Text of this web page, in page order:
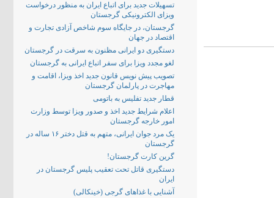
تسهیلات جدید برای اتباع ایران به منظور درخواست
ویزای الکترونیکی گرجستان
گرجستان، در جایگاه سوم شاخص آزادی تجارت و
اقتصاد در جهان
دستگیری دو ایرانی مظنون به سرقت در گرجستان
لغو مجدد ویزا برای سفر اتباع ایرانی به گرجستان
تصویب پیش نویس قانون جدید اخذ ویزا، اقامت و
مهاجرت در پارلمان گرجستان
قطار جدید تفلیس به باتومی
اعلام شرایط جدید اخذ و صدور ویزا توسط وزارت
امور خارجه گرجستان
یک مرد جوان ایرانی، متهم به قتل دختر ۱۶ ساله در
گرجستان
گرین کارت گرجستان!
دستگیری قاتل تحت تعقیب پلیس گرجستان در
ایران
آشنایی با غذاهای گرجی (خینکالی)